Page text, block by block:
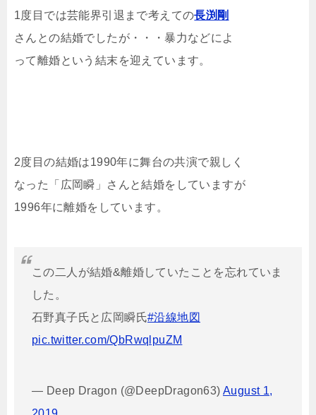
1度目では芸能界引退まで考えての長渕剛
さんとの結婚でしたが・・・暴力などによ
って離婚という結末を迎えています。
2度目の結婚は1990年に舞台の共演で親しく
なった「広岡瞬」さんと結婚をしていますが
1996年に離婚をしています。
この二人が結婚&離婚していたことを忘れていま
した。
石野真子氏と広岡瞬氏#沿線地図
pic.twitter.com/QbRwqlpuZM
— Deep Dragon (@DeepDragon63) August 1,